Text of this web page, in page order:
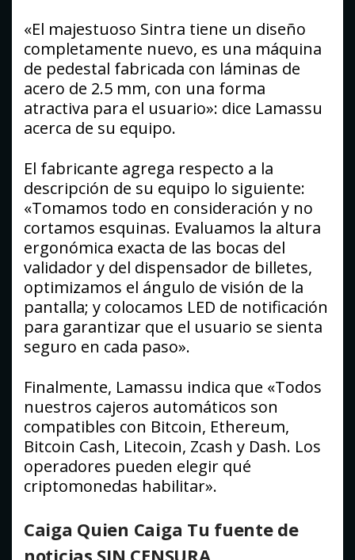
«El majestuoso Sintra tiene un diseño
completamente nuevo, es una máquina
de pedestal fabricada con láminas de
acero de 2.5 mm, con una forma
atractiva para el usuario»: dice Lamassu
acerca de su equipo.
El fabricante agrega respecto a la
descripción de su equipo lo siguiente:
«Tomamos todo en consideración y no
cortamos esquinas. Evaluamos la altura
ergonómica exacta de las bocas del
validador y del dispensador de billetes,
optimizamos el ángulo de visión de la
pantalla; y colocamos LED de notificación
para garantizar que el usuario se sienta
seguro en cada paso».
Finalmente, Lamassu indica que «Todos
nuestros cajeros automáticos son
compatibles con Bitcoin, Ethereum,
Bitcoin Cash, Litecoin, Zcash y Dash. Los
operadores pueden elegir qué
criptomonedas habilitar».
Caiga Quien Caiga Tu fuente de
noticias SIN CENSURA